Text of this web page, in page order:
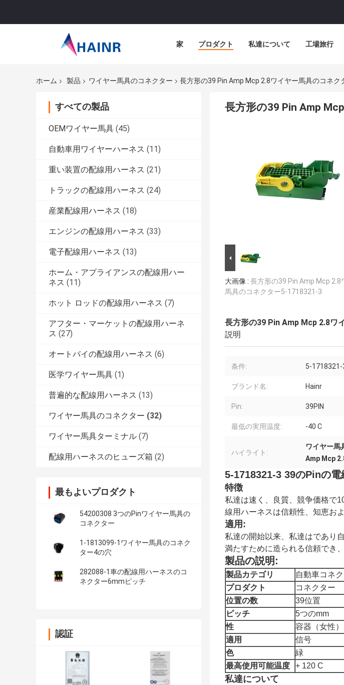
家 プロダクト 私達について 工場旅行
ホーム 製品 ワイヤー馬具のコネクター 長方形の39 Pin Amp Mcp 2.8ワイヤー馬具のコネク
すべての製品
OEMワイヤー馬具 (45)
自動車用ワイヤーハーネス (11)
重い装置の配線用ハーネス (21)
トラックの配線用ハーネス (24)
産業配線用ハーネス (18)
エンジンの配線用ハーネス (33)
電子配線用ハーネス (13)
ホーム・アプライアンスの配線用ハー
ネス (11)
ホット ロッドの配線用ハーネス (7)
アフター・マーケットの配線用ハーネ
ス (27)
オートバイの配線用ハーネス (6)
医学ワイヤー馬具 (1)
普遍的な配線用ハーネス (13)
ワイヤー馬具のコネクター (32)
ワイヤー馬具ターミナル (7)
配線用ハーネスのヒューズ箱 (2)
最もよいプロダクト
54200308 3つのPinワイヤー馬具の
コネクター
1-1813099-1ワイヤー馬具のコネク
ター4の穴
282088-1車の配線用ハーネスのコ
ネクター6mmピッチ
認証
長方形の39 Pin Amp
大画像 : 長方形の39 Pin Amp Mcp 2.8
馬具のコネクター5-1718321-3
長方形の39 Pin Amp Mcp 2.8ワ
説明
条件: 5-1718321-
ブランド名: Hainr
Pin: 39PIN
最低の実用温度: -40 C
ハイライト:
ワイヤー馬
Amp Mcp
5-1718321-3 39のPinの電
特徴
私達は速く、良質、競争価格で
線用ハーネスは信頼性、知恵お
適用:
私達の開始以来、私達はであり
満たすために造られる信頼でき
製品の説明:
製品カテゴリ
自動車コネ
プロダクト
コネクター
位置の数
39位置
ピッチ
5つのmm
性
容器（女性）
適用
信号
色
緑
最高使用可能温度
+ 120 C
私達について